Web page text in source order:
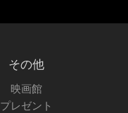
その他
映画館
プレゼント